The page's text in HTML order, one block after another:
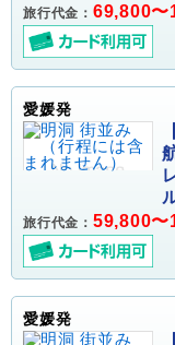
旅行代金： 69,800〜
愛媛発
旅行代金： 59,800〜
愛媛発